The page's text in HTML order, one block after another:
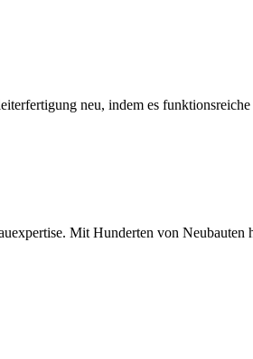
neu, indem es funktionsreiche
Mit Hunderten von Neubauten